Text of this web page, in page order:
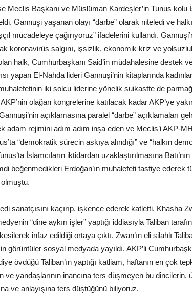
Meclis Başkanı ve Müslüman Kardeşler’in Tunus kolu
Gannuşi yaşanan olayı “darbe” olarak niteledi ve
mücadeleye çağırıyoruz” ifadelerini kullandı.
koronavirüs salgını, işsizlik, ekonomik kriz ve
halk, Cumhurbaşkanı Said’in müdahalesine destek
yapan El-Nahda lideri Gannuşi’nin kitaplarında
iki solcu liderine yönelik suikastte de
olağan kongrelerine katılacak kadar AKP’ye
açıklamasına paralel “darbe” açıklamaları
adam rejimini adım adım inşa eden ve Meclis’i AKP-
“demokratik sürecin askıya alındığı” ve “halkın
İslamcıların iktidardan uzaklaştırılmasına
beğenmedikleri Erdoğan’ın muhalefeti tasfiye ederek
sanatçısını kaçırıp, işkence ederek katletti. Khasha
“dine aykırı işler” yaptığı iddiasıyla Taliban
infaz edildiği ortaya çıktı. Zwan’ın eli silahlı
görüntüler sosyal medyada yayıldı. AKP’li
övdüğü Taliban’ın yaptığı katliam, haftanın en çok
ve yandaşlarının inancına ters düşmeyen bu dincilerin,
ve anlayışına ters düştüğünü biliyoruz.